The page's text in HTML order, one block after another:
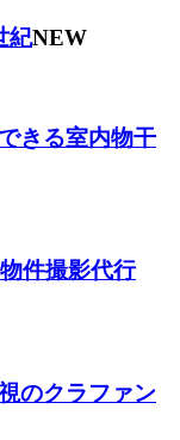
紀NEW
きる室内物干
件撮影代行
のクラファン